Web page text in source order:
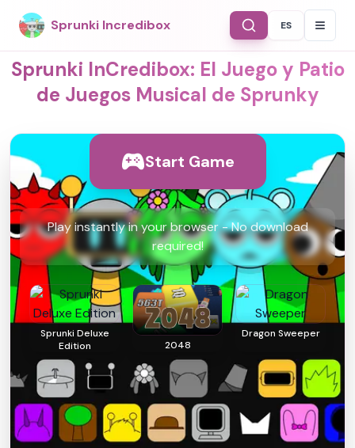
Sprunki Incredibox Select
ES
Sprunki InCredibox: El Juego y Patio
de Juegos Musical de Sprunky
Start Game
Play instantly in your browser - No download
required!
Sprunki Deluxe
Edition
2048
Dragon Sweeper